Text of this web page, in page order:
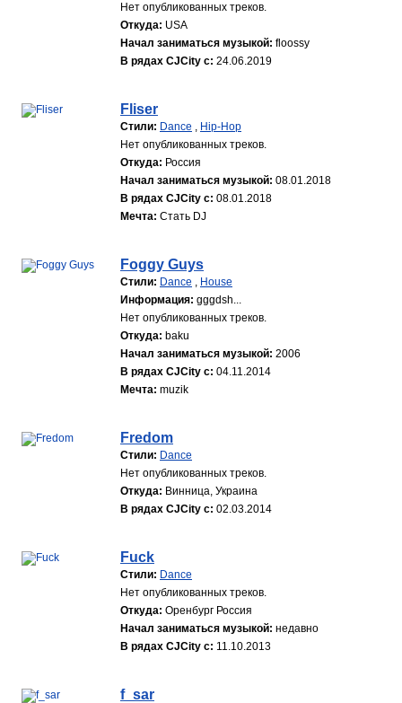
Нет опубликованных треков.
Откуда: USA
Начал заниматься музыкой: floossy
В рядах CJCity с: 24.06.2019
Fliser
Стили: Dance , Hip-Hop
Нет опубликованных треков.
Откуда: Россия
Начал заниматься музыкой: 08.01.2018
В рядах CJCity с: 08.01.2018
Мечта: Стать DJ
Foggy Guys
Стили: Dance , House
Информация: gggdsh...
Нет опубликованных треков.
Откуда: baku
Начал заниматься музыкой: 2006
В рядах CJCity с: 04.11.2014
Мечта: muzik
Fredom
Стили: Dance
Нет опубликованных треков.
Откуда: Винница, Украина
В рядах CJCity с: 02.03.2014
Fuck
Стили: Dance
Нет опубликованных треков.
Откуда: Оренбург Россия
Начал заниматься музыкой: недавно
В рядах CJCity с: 11.10.2013
f_sar